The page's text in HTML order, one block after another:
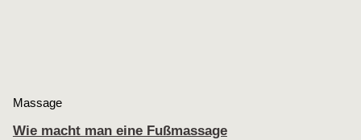
Massage
Wie macht man eine Fußmassage